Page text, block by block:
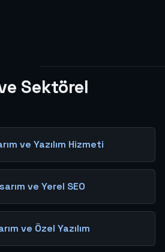
Sektörel
ve Yazılım Hizmeti
ve Yerel SEO
ve Özel Yazılım